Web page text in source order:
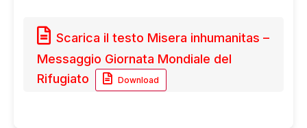
Scarica il testo Misera inhumanitas –
Messaggio Giornata Mondiale del
Rifugiato
Download